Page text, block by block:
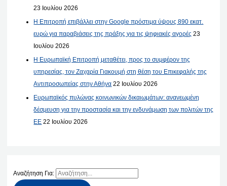
23 Ιουλίου 2026
Η Επιτροπή επιβάλλει στην Google πρόστιμα ύψους 890 εκατ.
ευρώ για παραβιάσεις της πράξης για τις ψηφιακές αγορές 23
Ιουλίου 2026
Η Ευρωπαϊκή Επιτροπή μεταθέτει, προς το συμφέρον της
υπηρεσίας, τον Ζαχαρία Γιακουμή στη θέση του Επικεφαλής της
Αντιπροσωπείας στην Αθήνα 22 Ιουλίου 2026
Ευρωπαϊκός πυλώνας κοινωνικών δικαιωμάτων: ανανεωμένη
δέσμευση για την προστασία και την ενδυνάμωση των πολιτών της
ΕΕ 22 Ιουλίου 2026
Αναζήτηση Για: